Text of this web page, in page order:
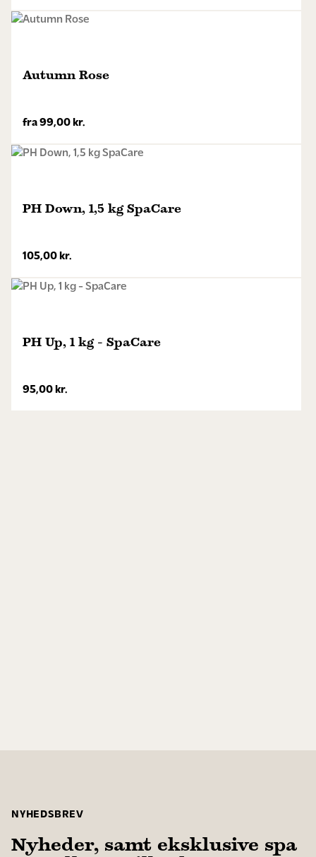
Autumn Rose
fra99,00kr.
Dette
flere
kan
på
PH Down, 1,5 kg SpaCare
105,00kr.
PH Up, 1 kg - SpaCare
95,00kr.
NYHEDSBREV
Nyheder, samt eksklusive spa